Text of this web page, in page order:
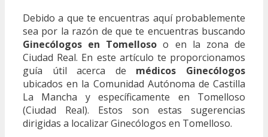
Debido a que te encuentras aquí probablemente
sea por la razón de que te encuentras buscando
Ginecólogos en Tomelloso o en la zona de
Ciudad Real. En este artículo te proporcionamos
guía útil acerca de médicos Ginecólogos
ubicados en la Comunidad Autónoma de Castilla
La Mancha y específicamente en Tomelloso
(Ciudad Real). Estos son estas sugerencias
dirigidas a localizar Ginecólogos en Tomelloso.